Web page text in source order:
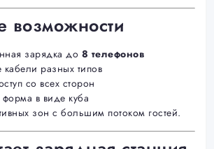
возможности
зарядка до 8 телефонов
кабели разных типов
со всех сторон
форма в виде куба
зон с большим потоком гостей.